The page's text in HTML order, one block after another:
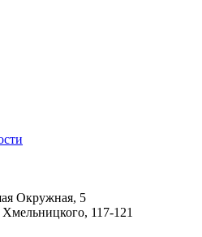
Окружная, 5
117-121